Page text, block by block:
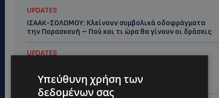
UPDATES
ΙΣΑΑΚ-ΣΟΛΩΜΟΥ: Κλείνουν συμβολικά οδοφράγματα
την Παρασκευή – Πού και τι ώρα θα γίνουν οι δράσεις
UPDATES
μία νύχτα – Η παράβαση που κυριάρχησε στους
ελέγχους
Υπεύθυνη χρήση των
δεδομένων σας